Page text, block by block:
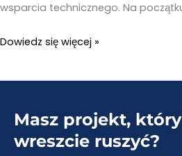
wsparcia technicznego. Na
Tania
www
Ukryte
koszty,
Dowiedz się więcej »
Masz projekt,
wreszcie ruszyć?